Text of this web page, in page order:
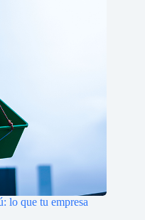
lo que tu empresa